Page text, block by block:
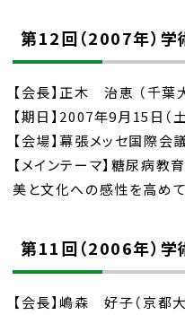
第12回（2007年）学
【会長】正木 治恵 （千葉
【期日】2007年9月15日（土
【会場】幕張メッセ国際会
【メインテーマ】糖尿病
美と文化への感性を高めて
第11回（2006年）学
【会長】嶋森 好子（京